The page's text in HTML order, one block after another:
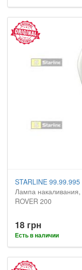
STARLINE 99.99.995
Лампа
ROVER 200
18 грн
Есть в наличии